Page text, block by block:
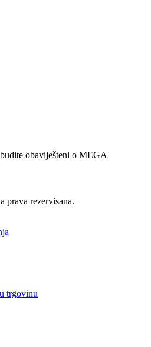
obaviješteni o MEGA
rezervisana.
trgovinu